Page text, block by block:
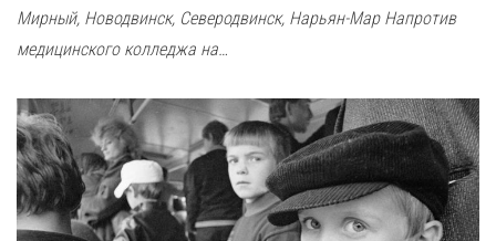
Мирный, Новодвинск, Северодвинск, Нарьян-Мар Напротив
медицинского колледжа на…